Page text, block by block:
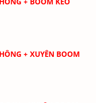
+ XUYÊN BOOM